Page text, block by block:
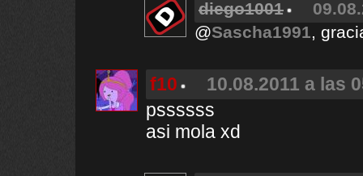
diego1001
@Sascha1991,
f10
10.08.2011 a las
pssssss
asi mola xd